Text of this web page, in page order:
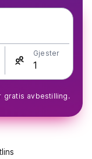
Gjester
gratis avbestilling.